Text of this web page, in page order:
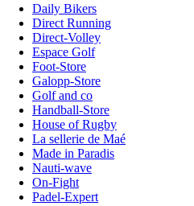
Daily Bikers
Direct Running
Direct-Volley
Espace Golf
Foot-Store
Galopp-Store
Golf and co
Handball-Store
House of Rugby
La sellerie de Maé
Made in Paradis
Nauti-wave
On-Fight
Padel-Expert